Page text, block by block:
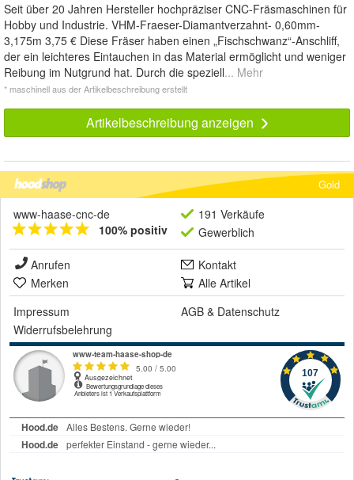
Seit über 20 Jahren Hersteller hochpräziser CNC-Fräsmaschinen für
Hobby und Industrie. VHM-Fraeser-Diamantverzahnt- 0,60mm-
3,175m 3,75 € Diese Fräser haben einen „Fischschwanz“-Anschliff,
der ein leichteres Eintauchen in das Material ermöglicht und weniger
Reibung im Nutgrund hat. Durch die speziell... Mehr
* maschinell aus der Artikelbeschreibung erstellt
Artikelbeschreibung anzeigen
Gold
www-haase-cnc-de
100% positiv
191 Verkäufe
Gewerblich
Anrufen
Kontakt
Merken
Alle Artikel
Impressum
AGB & Datenschutz
Widerrufsbelehrung